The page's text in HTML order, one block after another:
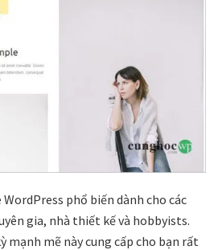
phổ biến dành cho các
gia, nhà thiết kế và hobbyists.
mạnh mẽ này cung cấp cho bạn rất